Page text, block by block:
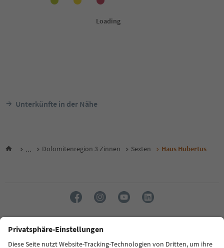
Unterkünfte in der Nähe
... Dolomitenregion 3 Zinnen Sexten Haus Hubertus
Sprache: Deutsch